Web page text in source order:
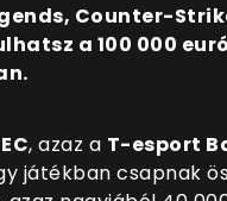
Counter-
a 100 000
, azaz a T-esport
játékban csapnak